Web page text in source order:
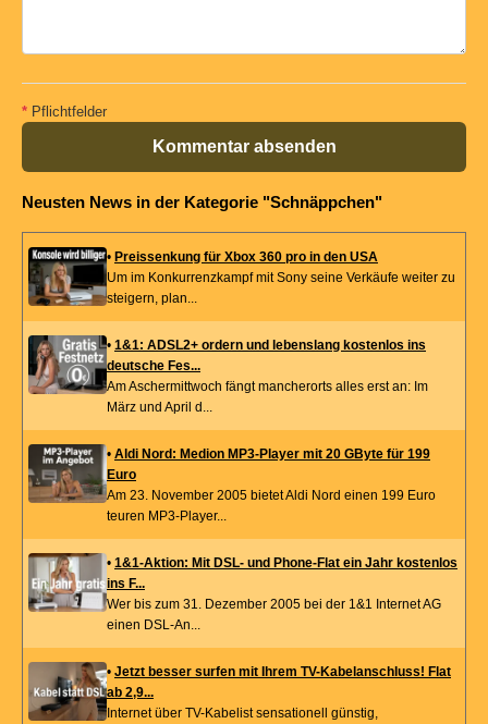
* Pflichtfelder
Kommentar absenden
Neusten News in der Kategorie "Schnäppchen"
• Preissenkung für Xbox 360 pro in den USA
Um im Konkurrenzkampf mit Sony seine Verkäufe weiter zu
steigern, plan...
• 1&1: ADSL2+ ordern und lebenslang kostenlos ins
deutsche Fes...
Am Aschermittwoch fängt mancherorts alles erst an: Im
März und April d...
• Aldi Nord: Medion MP3-Player mit 20 GByte für 199
Euro
Am 23. November 2005 bietet Aldi Nord einen 199 Euro
teuren MP3-Player...
• 1&1-Aktion: Mit DSL- und Phone-Flat ein Jahr kostenlos
ins F...
Wer bis zum 31. Dezember 2005 bei der 1&1 Internet AG
einen DSL-An...
• Jetzt besser surfen mit Ihrem TV-Kabelanschluss! Flat
ab 2,9...
Internet über TV-Kabelist sensationell günstig,